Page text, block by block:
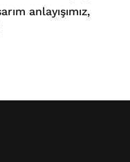
anlayışımız,